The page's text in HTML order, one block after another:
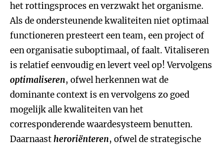
het rottingsproces en verzwakt het organisme.
Als de ondersteunende kwaliteiten niet optimaal
functioneren presteert een team, een project of
een organisatie suboptimaal, of faalt. Vitaliseren
is relatief eenvoudig en levert veel op! Vervolgens
optimaliseren, ofwel herkennen wat de
dominante context is en vervolgens zo goed
mogelijk alle kwaliteiten van het
corresponderende waardesysteem benutten.
Daarnaastheroriënteren, ofwel de strategische